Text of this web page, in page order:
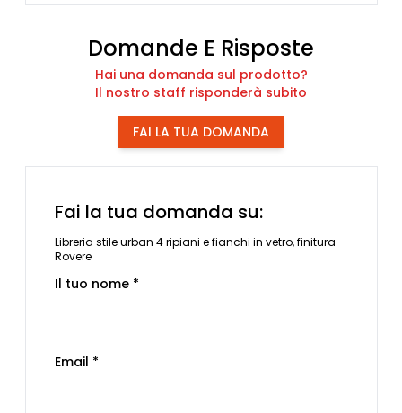
Domande E Risposte
Hai una domanda sul prodotto?
Il nostro staff risponderà subito
FAI LA TUA DOMANDA
Fai la tua domanda su:
Libreria stile urban 4 ripiani e fianchi in vetro, finitura
Rovere
Il tuo nome *
Email *